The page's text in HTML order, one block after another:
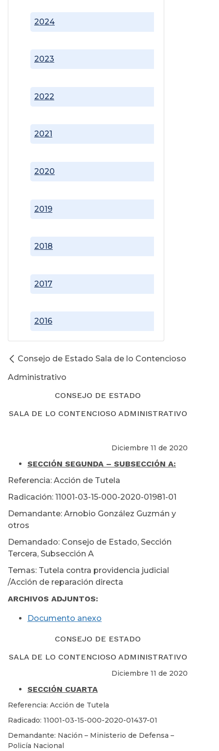
2016
2017
2018
2019
2020
2021
2022
2023
2024
Consejo de Estado Sala de lo Contencioso
Administrativo
CONSEJO DE ESTADO
SALA DE LO CONTENCIOSO ADMINISTRATIVO
Diciembre 11 de 2020
SECCIÓN SEGUNDA – SUBSECCIÓN A:
Referencia: Acción de Tutela
Radicación: 11001-03-15-000-2020-01981-01
Demandante: Arnobio González Guzmán y
otros
Demandado: Consejo de Estado, Sección
Tercera, Subsección A
Temas: Tutela contra providencia judicial
/Acción de reparación directa
ARCHIVOS ADJUNTOS:
Documento anexo
CONSEJO DE ESTADO
SALA DE LO CONTENCIOSO ADMINISTRATIVO
Diciembre 11 de 2020
SECCIÓN CUARTA
Referencia: Acción de Tutela
Radicado: 11001-03-15-000-2020-01437-01
Demandante: Nación – Ministerio de Defensa –
Policía Nacional